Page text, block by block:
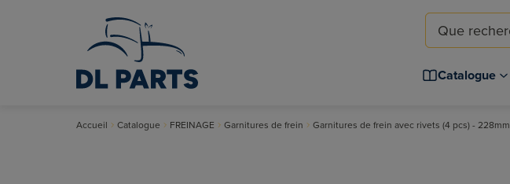
Catalogue
Accueil Catalogue FREINAGE Garnitures de frein Garnitures de frein avec rivets (4 pcs) - 228mm